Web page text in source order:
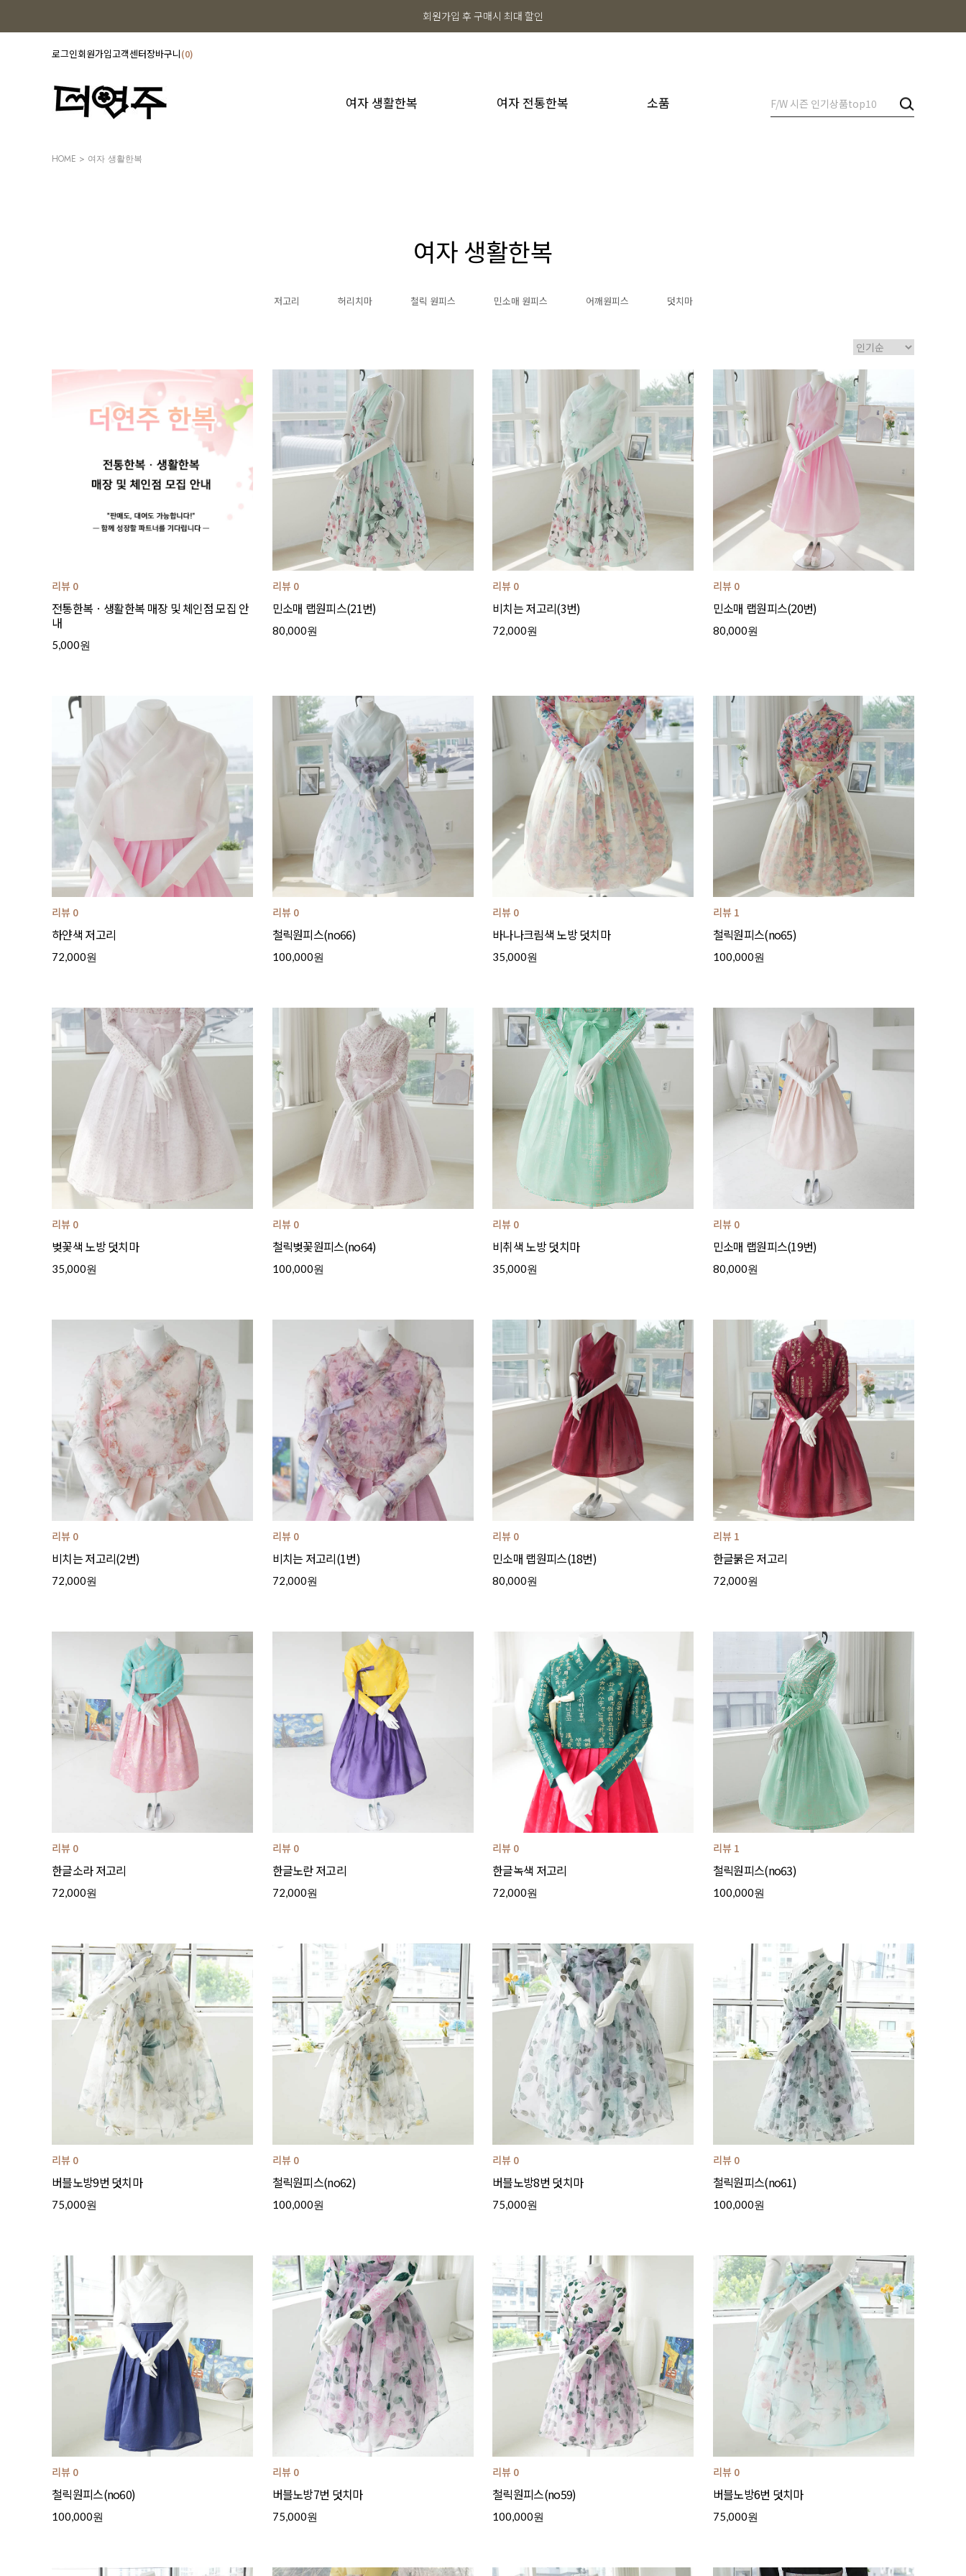
회원가입 후 구매시 최대 할인
로그인회원가입고객센터장바구니 0
여자 생활한복 여자 전통한복 소품
HOME > 여자 생활한복
여자 생활한복
저고리 허리치마 철릭 원피스 민소매 원피스 어깨원피스 덧치마
리뷰 0
전통한복 · 생활한복 매장 및 체인점 모집 안
내
5,000원
리뷰 0
민소매 랩원피스(21번)
80,000원
리뷰 0
비치는 저고리(3번)
72,000원
리뷰 0
민소매 랩원피스(20번)
80,000원
리뷰 0
하얀색 저고리
72,000원
리뷰 0
철릭원피스(no66)
100,000원
리뷰 0
바나나크림색 노방 덧치마
35,000원
리뷰 1
철릭원피스(no65)
100,000원
리뷰 0
벚꽃색 노방 덧치마
35,000원
리뷰 0
철릭벚꽃원피스(no64)
100,000원
리뷰 0
비취색 노방 덧치마
35,000원
리뷰 0
민소매 랩원피스(19번)
80,000원
리뷰 0
비치는 저고리(2번)
72,000원
리뷰 0
비치는 저고리(1번)
72,000원
리뷰 0
민소매 랩원피스(18번)
80,000원
리뷰 1
한글붉은 저고리
72,000원
리뷰 0
한글소라 저고리
72,000원
리뷰 0
한글노란 저고리
72,000원
리뷰 0
한글녹색 저고리
72,000원
리뷰 1
철릭원피스(no63)
100,000원
리뷰 0
버블노방9번 덧치마
75,000원
리뷰 0
철릭원피스(no62)
100,000원
리뷰 0
버블노방8번 덧치마
75,000원
리뷰 0
철릭원피스(no61)
100,000원
리뷰 0
철릭원피스(no60)
100,000원
리뷰 0
버블노방7번 덧치마
75,000원
리뷰 0
철릭원피스(no59)
100,000원
리뷰 0
버블노방6번 덧치마
75,000원